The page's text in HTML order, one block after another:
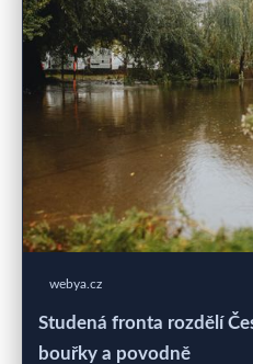
webya.cz
Studená fronta rozdělí
bouřky a povodně